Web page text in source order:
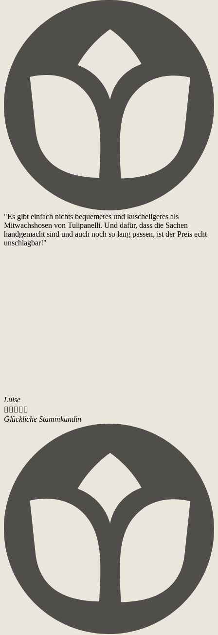
"Es gibt einfach nichts bequemeres und kuscheligeres als
Mitwachshosen von Tulipanelli. Und dafür, dass die Sachen
handgemacht sind und auch noch so lang passen, ist der Preis echt
unschlagbar!"
Luise
    
Glückliche Stammkundin